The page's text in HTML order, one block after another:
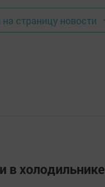
на страницу новости
в холодильнике